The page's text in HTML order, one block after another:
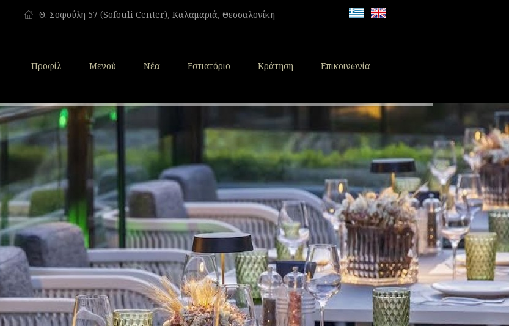
Θ. Σοφούλη 57 (Sofouli Center), Καλαμαριά, Θεσσαλονίκη
Προφίλ Μενού Νέα Εστιατόριο Κράτηση Επικοινωνία